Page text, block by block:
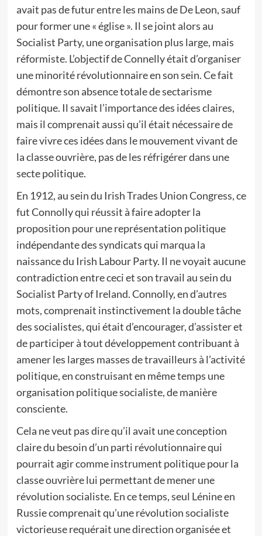
avait pas de futur entre les mains de De Leon, sauf
pour former une « église ». Il se joint alors au
Socialist Party, une organisation plus large, mais
réformiste. L’objectif de Connelly était d’organiser
une minorité révolutionnaire en son sein. Ce fait
démontre son absence totale de sectarisme
politique. Il savait l’importance des idées claires,
mais il comprenait aussi qu’il était nécessaire de
faire vivre ces idées dans le mouvement vivant de
la classe ouvrière, pas de les réfrigérer dans une
secte politique.
En 1912, au sein du Irish Trades Union Congress, ce
fut Connolly qui réussit à faire adopter la
proposition pour une représentation politique
indépendante des syndicats qui marqua la
naissance du Irish Labour Party. Il ne voyait aucune
contradiction entre ceci et son travail au sein du
Socialist Party of Ireland. Connolly, en d’autres
mots, comprenait instinctivement la double tâche
des socialistes, qui était d’encourager, d’assister et
de participer à tout développement contribuant à
amener les larges masses de travailleurs à l’activité
politique, en construisant en même temps une
organisation politique socialiste, de manière
consciente.
Cela ne veut pas dire qu’il avait une conception
claire du besoin d’un parti révolutionnaire qui
pourrait agir comme instrument politique pour la
classe ouvrière lui permettant de mener une
révolution socialiste. En ce temps, seul Lénine en
Russie comprenait qu’une révolution socialiste
victorieuse requérait une direction organisée et